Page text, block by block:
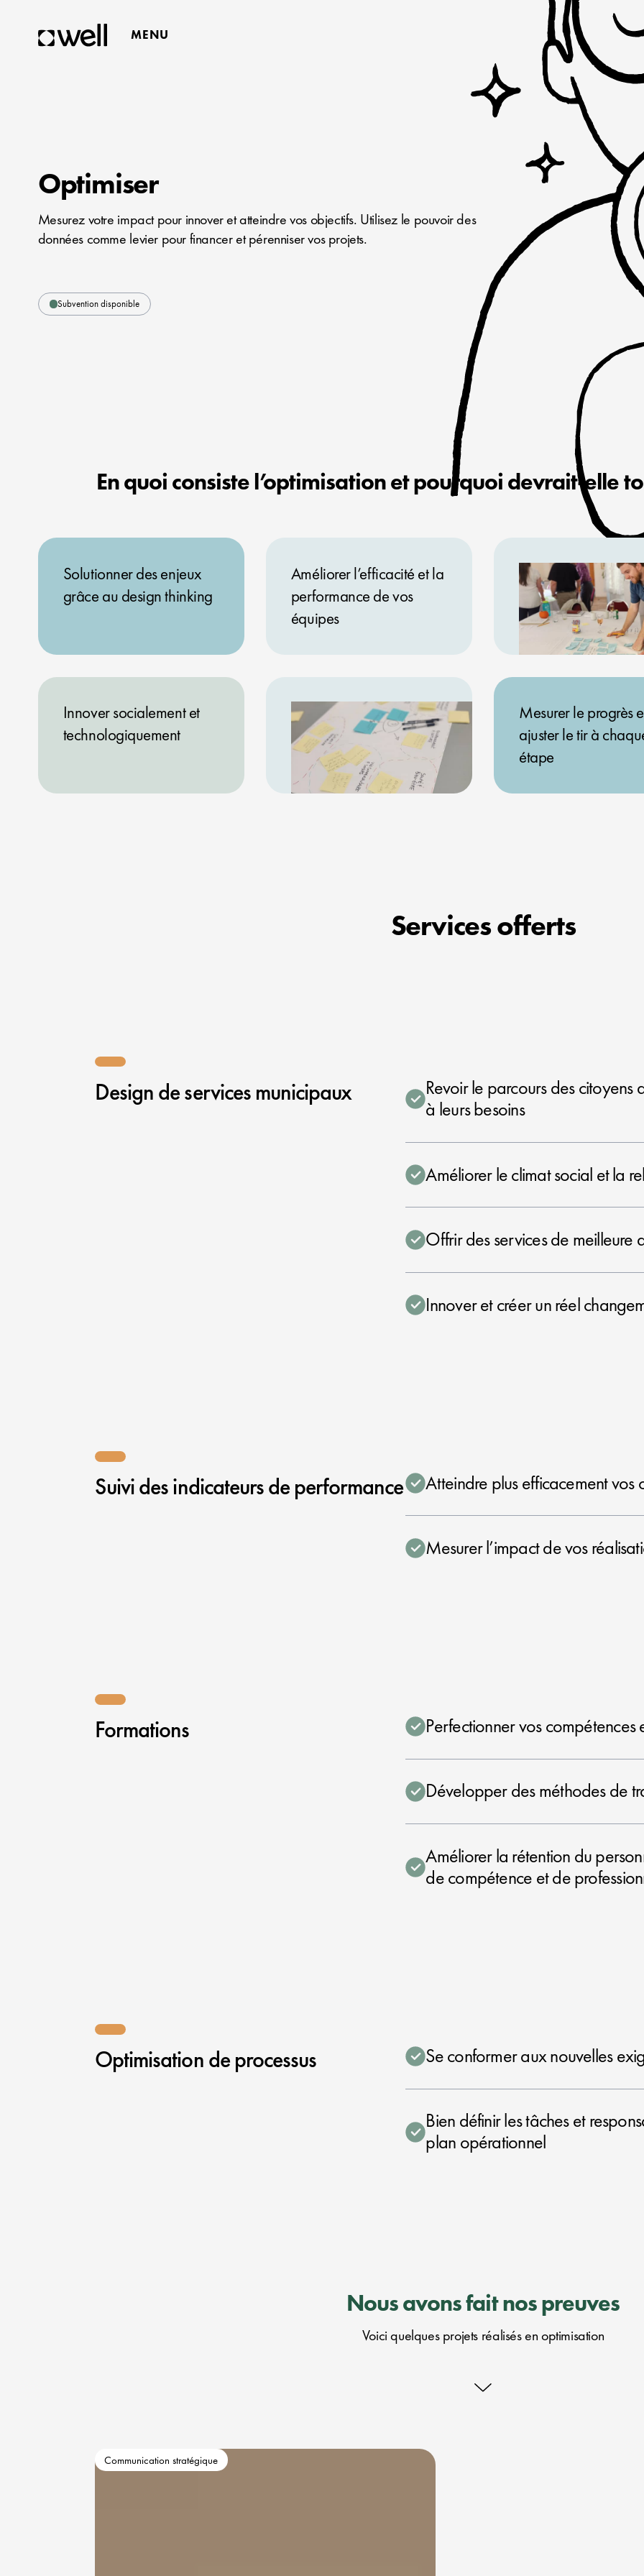
MENU
Optimiser
Mesurez votre impact pour innover et atteindre vos objectifs. Utilisez le pouvoir des
données comme levier pour financer et pérenniser vos projets.
Subvention disponible
En quoi consiste l’optimisation et pourquoi devrait-elle
Solutionner des enjeux
grâce au design thinking
Améliorer l’efficacité et la
performance de vos
équipes
Innover socialement et
technologiquement
Mesurer le progrès
ajuster le tir à
étape
Services offerts
Design de services municipaux
Revoir le parcours des citoyens
à leurs besoins
Améliorer le climat social et la
Offrir des services de meilleure
Innover et créer un réel
Suivi des indicateurs de performance Atteindre plus efficacement vos
Mesurer l’impact de vos
Formations Perfectionner vos compétences
Développer des méthodes de
Améliorer la rétention du
de compétence et de
Optimisation de processus Se conformer aux nouvelles
Bien définir les tâches et
plan opérationnel
Nous avons fait nos preuves
Voici quelques projets réalisés en optimisation
Communication stratégique